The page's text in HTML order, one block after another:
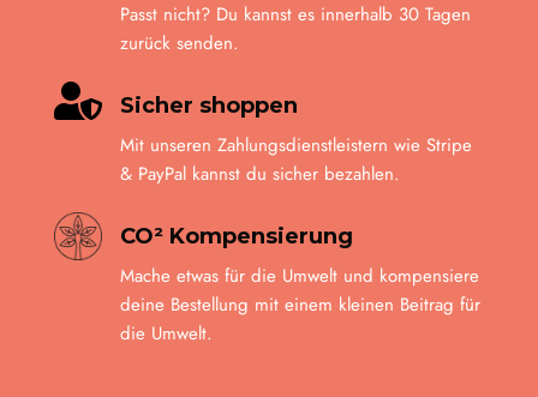
Passt nicht? Du kannst es innerhalb 30 Tagen
zurück senden.

Sicher shoppen
Mit unseren Zahlungsdienstleistern wie Stripe
& PayPal kannst du sicher bezahlen.
CO² Kompensierung
Mache etwas für die Umwelt und kompensiere
deine Bestellung mit einem kleinen Beitrag für
die Umwelt.